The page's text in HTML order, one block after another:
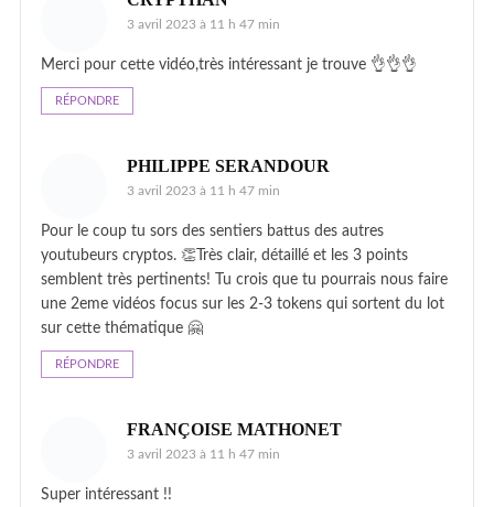
3 avril 2023 à 11 h 47 min
Merci pour cette vidéo,très intéressant je trouve 👌👌👌
RÉPONDRE
PHILIPPE SERANDOUR
3 avril 2023 à 11 h 47 min
Pour le coup tu sors des sentiers battus des autres
youtubeurs cryptos. 👏Très clair, détaillé et les 3 points
semblent très pertinents! Tu crois que tu pourrais nous faire
une 2eme vidéos focus sur les 2-3 tokens qui sortent du lot
sur cette thématique 🤗
RÉPONDRE
FRANÇOISE MATHONET
3 avril 2023 à 11 h 47 min
Super intéressant !!